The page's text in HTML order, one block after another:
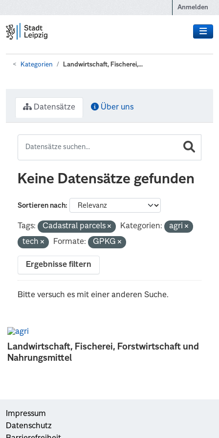
Anmelden
Kategorien Landwirtschaft, Fischerei,...
Landwirtschaft, Fischerei, Forstwirtschaft und
Nahrungsmittel
Datensätze Über uns
Keine Datensätze gefunden
Sortieren nach
Tags: Cadastral parcels Kategorien:
agri
tech
Formate: GPKG
Ergebnisse filtern
Bitte versuch es mit einer anderen Suche.
Impressum
Datenschutz